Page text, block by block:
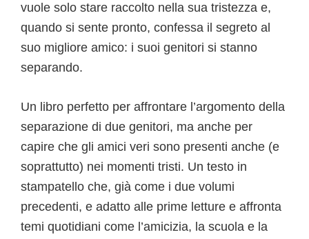
vuole solo stare raccolto nella sua tristezza e,
quando si sente pronto, confessa il segreto al
suo migliore amico: i suoi genitori si stanno
separando.
Un libro perfetto per affrontare l’argomento della
separazione di due genitori, ma anche per
capire che gli amici veri sono presenti anche (e
soprattutto) nei momenti tristi. Un testo in
stampatello che, già come i due volumi
precedenti, e adatto alle prime letture e affronta
temi quotidiani come l’amicizia, la scuola e la